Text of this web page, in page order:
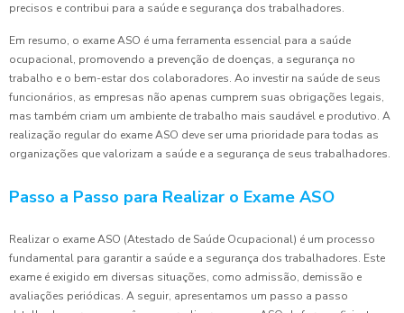
precisos e contribui para a saúde e segurança dos trabalhadores.
Em resumo, o exame ASO é uma ferramenta essencial para a saúde
ocupacional, promovendo a prevenção de doenças, a segurança no
trabalho e o bem-estar dos colaboradores. Ao investir na saúde de seus
funcionários, as empresas não apenas cumprem suas obrigações legais,
mas também criam um ambiente de trabalho mais saudável e produtivo. A
realização regular do exame ASO deve ser uma prioridade para todas as
organizações que valorizam a saúde e a segurança de seus trabalhadores.
Passo a Passo para Realizar o Exame ASO
Realizar o exame ASO (Atestado de Saúde Ocupacional) é um processo
fundamental para garantir a saúde e a segurança dos trabalhadores. Este
exame é exigido em diversas situações, como admissão, demissão e
avaliações periódicas. A seguir, apresentamos um passo a passo